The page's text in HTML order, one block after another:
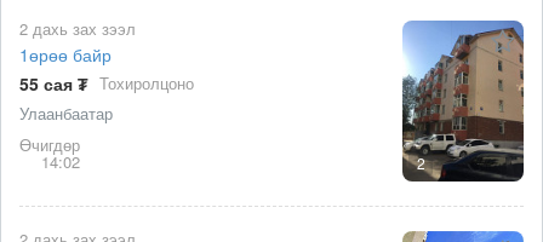
2
2 дахь зах зээл
1өрөө байр
55 сая ₮ Тохиролцоно
Улаанбаатар
Өчигдөр
14:02